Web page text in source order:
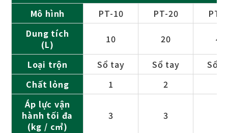
Mô hình
PT-10 PT-20
PT-
Dung tích
(L)
10 20 40
Loại trộn Sổ tay Sổ tay
Sổ
Chất lỏng
1 2
Áp lực vận
hành tối đa
(kg / c㎡)
3 3